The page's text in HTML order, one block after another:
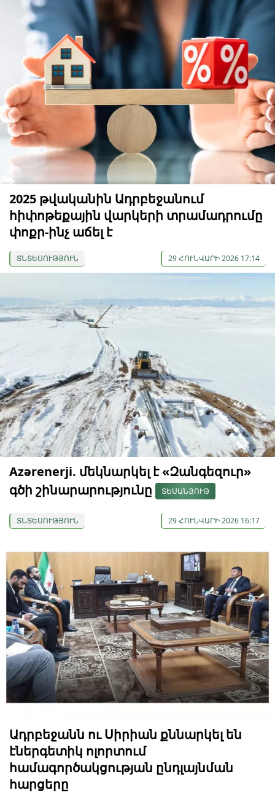
2025 թվականին Ադրբեջանում
հիփոթեքային վարկերի տրամադրումը
փոքր-ինչ աճել է
ՏՆՏԵՍՈՒԹՅՈՒՆ 29 ՀՈՒՆՎԱՐԻ 2026 17:14
Azərenerji. մեկնարկել է «Զանգեզուր»
գծի շինարարությունը
ՏԵՍԱՆՅՈՒԹ
ՏՆՏԵՍՈՒԹՅՈՒՆ 29 ՀՈՒՆՎԱՐԻ 2026 16:17
Ադրբեջանն ու Սիրիան քննարկել են
էներգետիկ ոլորտում
համագործակցության ընդլայնման
հարցերը